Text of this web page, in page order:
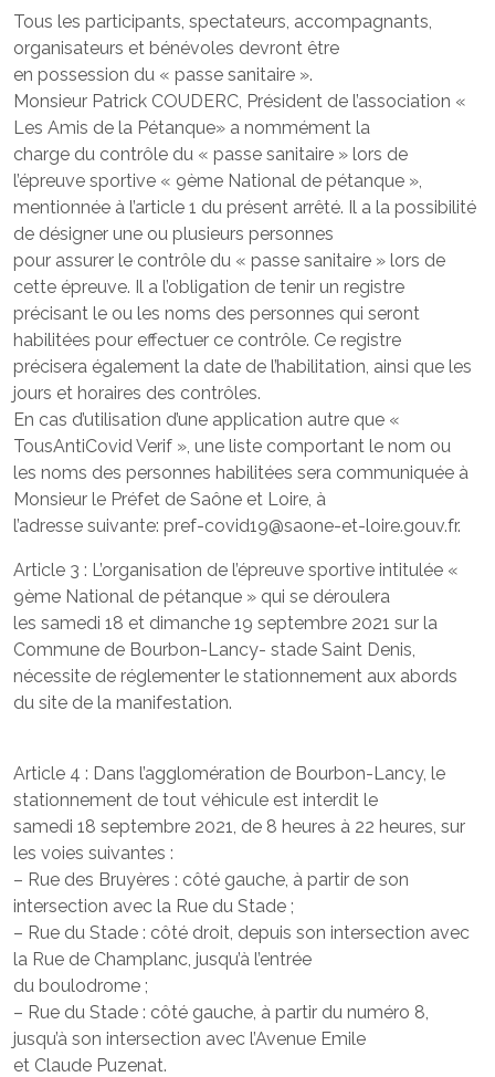
Tous les participants, spectateurs, accompagnants,
organisateurs et bénévoles devront être
en possession du « passe sanitaire ».
Monsieur Patrick COUDERC, Président de l’association «
Les Amis de la Pétanque» a nommément la
charge du contrôle du « passe sanitaire » lors de
l’épreuve sportive « 9ème National de pétanque »,
mentionnée à l’article 1 du présent arrêté. Il a la possibilité
de désigner une ou plusieurs personnes
pour assurer le contrôle du « passe sanitaire » lors de
cette épreuve. Il a l’obligation de tenir un registre
précisant le ou les noms des personnes qui seront
habilitées pour effectuer ce contrôle. Ce registre
précisera également la date de l’habilitation, ainsi que les
jours et horaires des contrôles.
En cas d’utilisation d’une application autre que «
TousAntiCovid Verif », une liste comportant le nom ou
les noms des personnes habilitées sera communiquée à
Monsieur le Préfet de Saône et Loire, à
l’adresse suivante: pref-covid19@saone-et-loire.gouv.fr.
Article 3 : L’organisation de l’épreuve sportive intitulée «
9ème National de pétanque » qui se déroulera
les samedi 18 et dimanche 19 septembre 2021 sur la
Commune de Bourbon-Lancy- stade Saint Denis,
nécessite de réglementer le stationnement aux abords
du site de la manifestation.
Article 4 : Dans l’agglomération de Bourbon-Lancy, le
stationnement de tout véhicule est interdit le
samedi 18 septembre 2021, de 8 heures à 22 heures, sur
les voies suivantes :
– Rue des Bruyères : côté gauche, à partir de son
intersection avec la Rue du Stade ;
– Rue du Stade : côté droit, depuis son intersection avec
la Rue de Champlanc, jusqu’à l’entrée
du boulodrome ;
– Rue du Stade : côté gauche, à partir du numéro 8,
jusqu’à son intersection avec l’Avenue Emile
et Claude Puzenat.